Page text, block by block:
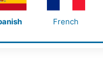
French